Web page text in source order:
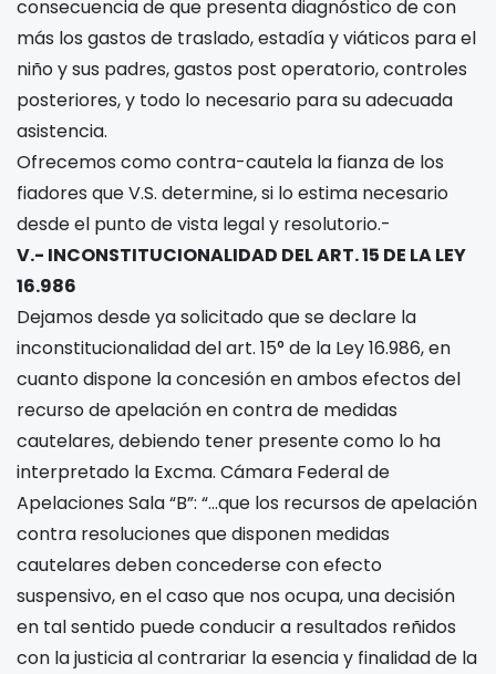
consecuencia de que presenta diagnóstico decon
más los gastos de traslado, estadía y viáticos para el
niño y sus padres, gastos post operatorio, controles
posteriores, y todo lo necesario para su adecuada
asistencia.
Ofrecemos como contra-cautela la fianza de los
fiadores que V.S. determine, si lo estima necesario
desde el punto de vista legal y resolutorio.-
V.- INCONSTITUCIONALIDAD DEL ART. 15 DE LA LEY
16.986
Dejamos desde ya solicitado que se declare la
inconstitucionalidad del art. 15° de la Ley 16.986, en
cuanto dispone la concesión en ambos efectos del
recurso de apelación en contra de medidas
cautelares, debiendo tener presente como lo ha
interpretado la Excma. Cámara Federal de
Apelaciones Sala “B”: “…que los recursos de apelación
contra resoluciones que disponen medidas
cautelares deben concederse con efecto
suspensivo, en el caso que nos ocupa, una decisión
en tal sentido puede conducir a resultados reñidos
con la justicia al contrariar la esencia y finalidad de la